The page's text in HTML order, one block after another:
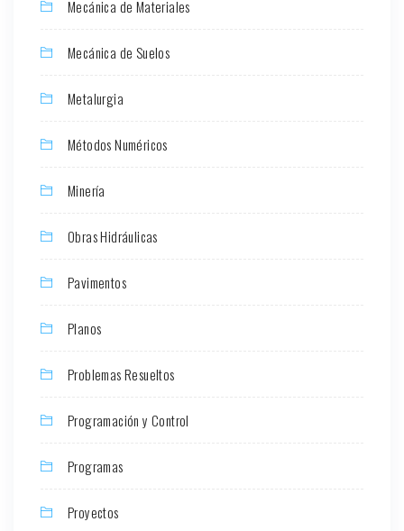
Mecánica de Materiales
Mecánica de Suelos
Metalurgia
Métodos Numéricos
Minería
Obras Hidráulicas
Pavimentos
Planos
Problemas Resueltos
Programación y Control
Programas
Proyectos